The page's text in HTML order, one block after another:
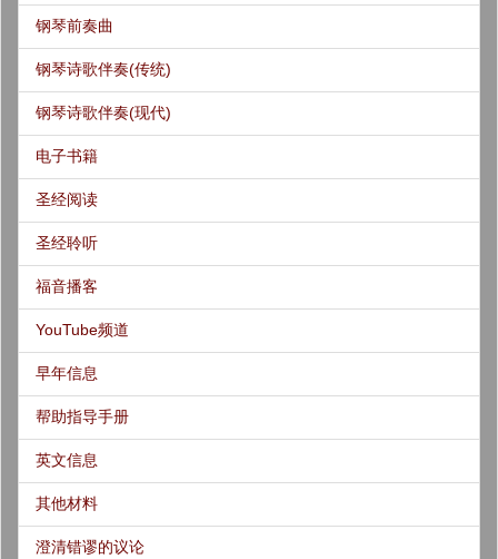
钢琴前奏曲
钢琴诗歌伴奏(传统)
钢琴诗歌伴奏(现代)
电子书籍
圣经阅读
圣经聆听
福音播客
YouTube频道
早年信息
帮助指导手册
英文信息
其他材料
澄清错谬的议论